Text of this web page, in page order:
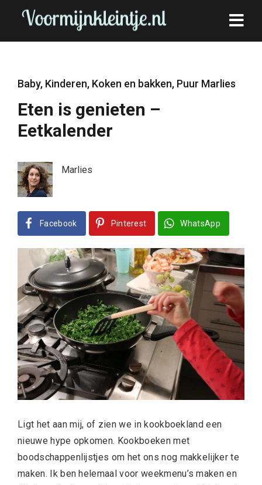
Baby, Kinderen, Koken en bakken, Puur Marlies
Eten is genieten –
Eetkalender
Marlies
Facebook Pinterest WhatsApp
Ligt het aan mij, of zien we in kookboekland een
nieuwe hype opkomen. Kookboeken met
boodschappenlijstjes om het ons nog makkelijker te
maken. Ik ben helemaal voor weekmenu’s maken en